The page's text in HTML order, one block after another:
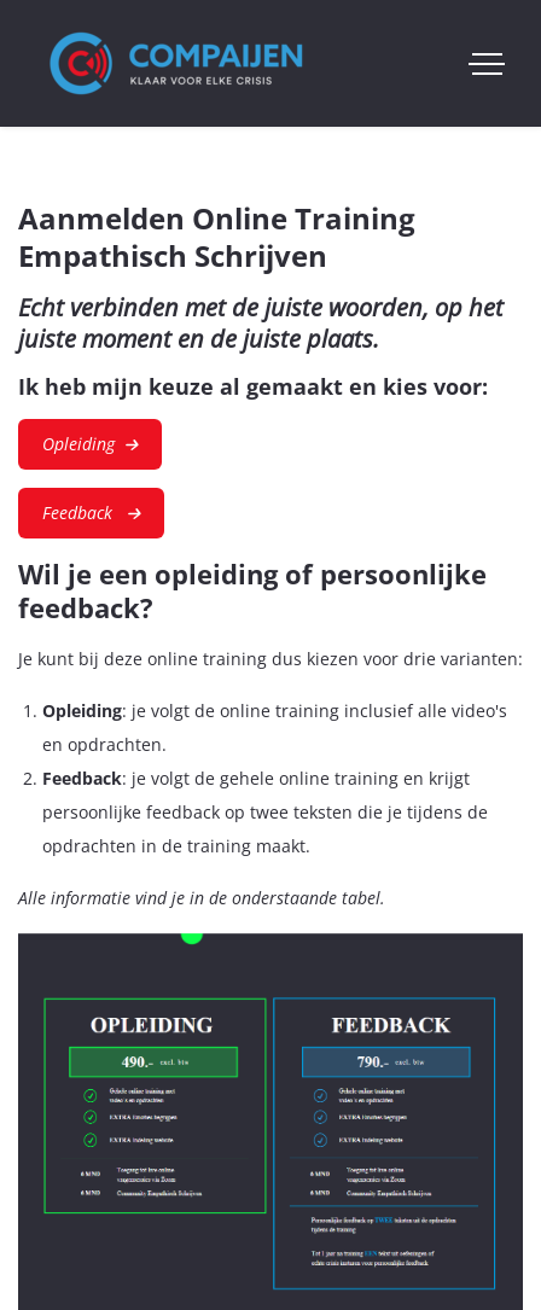
Aanmelden Online Training
Empathisch Schrijven
Echt verbinden met de juiste woorden, op het
juiste moment en de juiste plaats.
Ik heb mijn keuze al gemaakt en kies voor:
Opleiding
Feedback
Wil je een opleiding of persoonlijke
feedback?
Je kunt bij deze online training dus kiezen voor drie varianten:
Opleiding: je volgt de online training inclusief alle video's
en opdrachten.
Feedback: je volgt de gehele online training en krijgt
persoonlijke feedback op twee teksten die je tijdens de
opdrachten in de training maakt.
Alle informatie vind je in de onderstaande tabel.